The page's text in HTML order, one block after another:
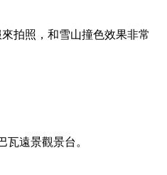
拍照，和雪山撞色效果非常
瓦遠景觀景台。